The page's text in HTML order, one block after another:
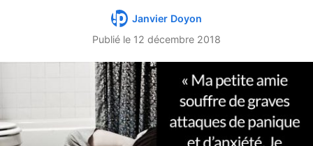
Janvier Doyon
Publié le 12 décembre 2018